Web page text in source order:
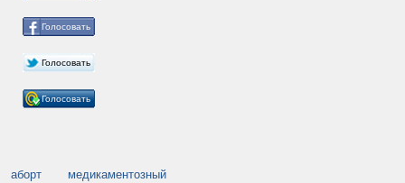
Голосовать
Голосовать
Голосовать
аборт
медикаментозный